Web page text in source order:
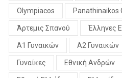
Olympiacos Panathinaikos
Άρτεμις Σπανού Έλληνες
Α1 Γυναικών Α2 Γυναικών
Γυναίκες Εθνική Ανδρών